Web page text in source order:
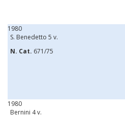
1980
S. Benedetto 5 v.
N. Cat. 671/75
1980
Bernini 4 v.